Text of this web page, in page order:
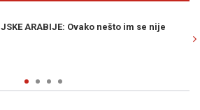
HILLARY CLINTON U PROGRAMU UŽIVO
„Spremna sam lično nominirati Trumpa za